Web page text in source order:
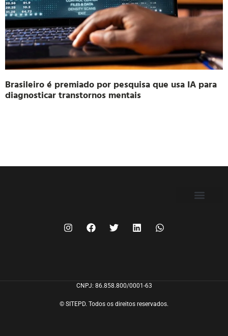
Brasileiro é premiado por pesquisa que usa IA para
diagnosticar transtornos mentais
CNPJ: 86.858.800/0001-63
© SITEPD. Todos os direitos reservados.